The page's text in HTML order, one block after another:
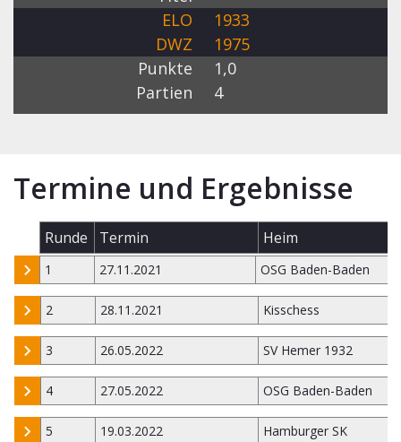
ELO
1933
DWZ
1975
Punkte
1,0
Partien
4
Termine und Ergebnisse
Runde Termin Heim
1 27.11.2021 OSG Baden-Baden
2 28.11.2021 Kisschess
3 26.05.2022 SV Hemer 1932
4 27.05.2022 OSG Baden-Baden
5 19.03.2022 Hamburger SK